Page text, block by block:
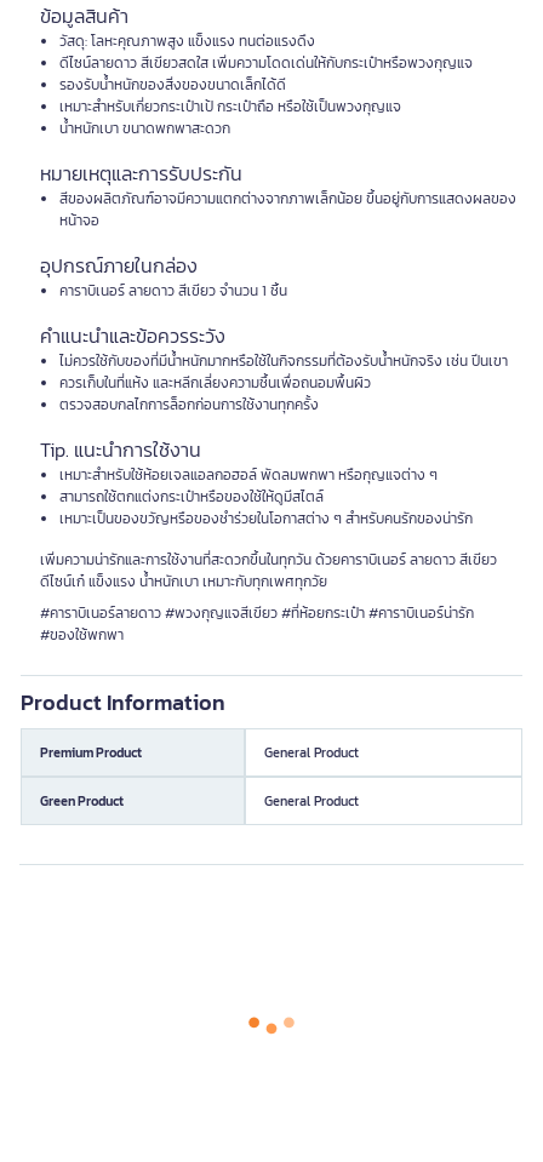
ข้อมูลสินค้า
วัสดุ: โลหะคุณภาพสูง แข็งแรง ทนต่อแรงดึง
ดีไซน์ลายดาว สีเขียวสดใส เพิ่มความโดดเด่นให้กับกระเป๋าหรือพวงกุญแจ
รองรับน้ำหนักของสิ่งของขนาดเล็กได้ดี
เหมาะสำหรับเกี่ยวกระเป๋าเป้ กระเป๋าถือ หรือใช้เป็นพวงกุญแจ
น้ำหนักเบา ขนาดพกพาสะดวก
หมายเหตุและการรับประกัน
สีของผลิตภัณฑ์อาจมีความแตกต่างจากภาพเล็กน้อย ขึ้นอยู่กับการแสดงผลของ
หน้าจอ
อุปกรณ์ภายในกล่อง
คาราบิเนอร์ ลายดาว สีเขียว จำนวน 1 ชิ้น
คำแนะนำและข้อควรระวัง
ไม่ควรใช้กับของที่มีน้ำหนักมากหรือใช้ในกิจกรรมที่ต้องรับน้ำหนักจริง เช่น ปีนเขา
ควรเก็บในที่แห้ง และหลีกเลี่ยงความชื้นเพื่อถนอมพื้นผิว
ตรวจสอบกลไกการล็อกก่อนการใช้งานทุกครั้ง
Tip. แนะนำการใช้งาน
เหมาะสำหรับใช้ห้อยเจลแอลกอฮอล์ พัดลมพกพา หรือกุญแจต่าง ๆ
สามารถใช้ตกแต่งกระเป๋าหรือของใช้ให้ดูมีสไตล์
เหมาะเป็นของขวัญหรือของชำร่วยในโอกาสต่าง ๆ สำหรับคนรักของน่ารัก
เพิ่มความน่ารักและการใช้งานที่สะดวกขึ้นในทุกวัน ด้วยคาราบิเนอร์ ลายดาว สีเขียว
ดีไซน์เก๋ แข็งแรง น้ำหนักเบา เหมาะกับทุกเพศทุกวัย
#คาราบิเนอร์ลายดาว #พวงกุญแจสีเขียว #ที่ห้อยกระเป๋า #คาราบิเนอร์น่ารัก
#ของใช้พกพา
Product Information
Premium Product General Product
Green Product General Product